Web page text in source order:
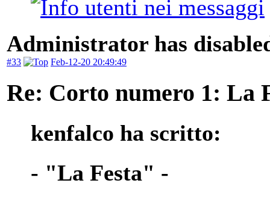
Administrator has
#33 Feb-12-20 20:49:49
Re: Corto numero 1: La
kenfalco ha scritto:
- "La Festa" -